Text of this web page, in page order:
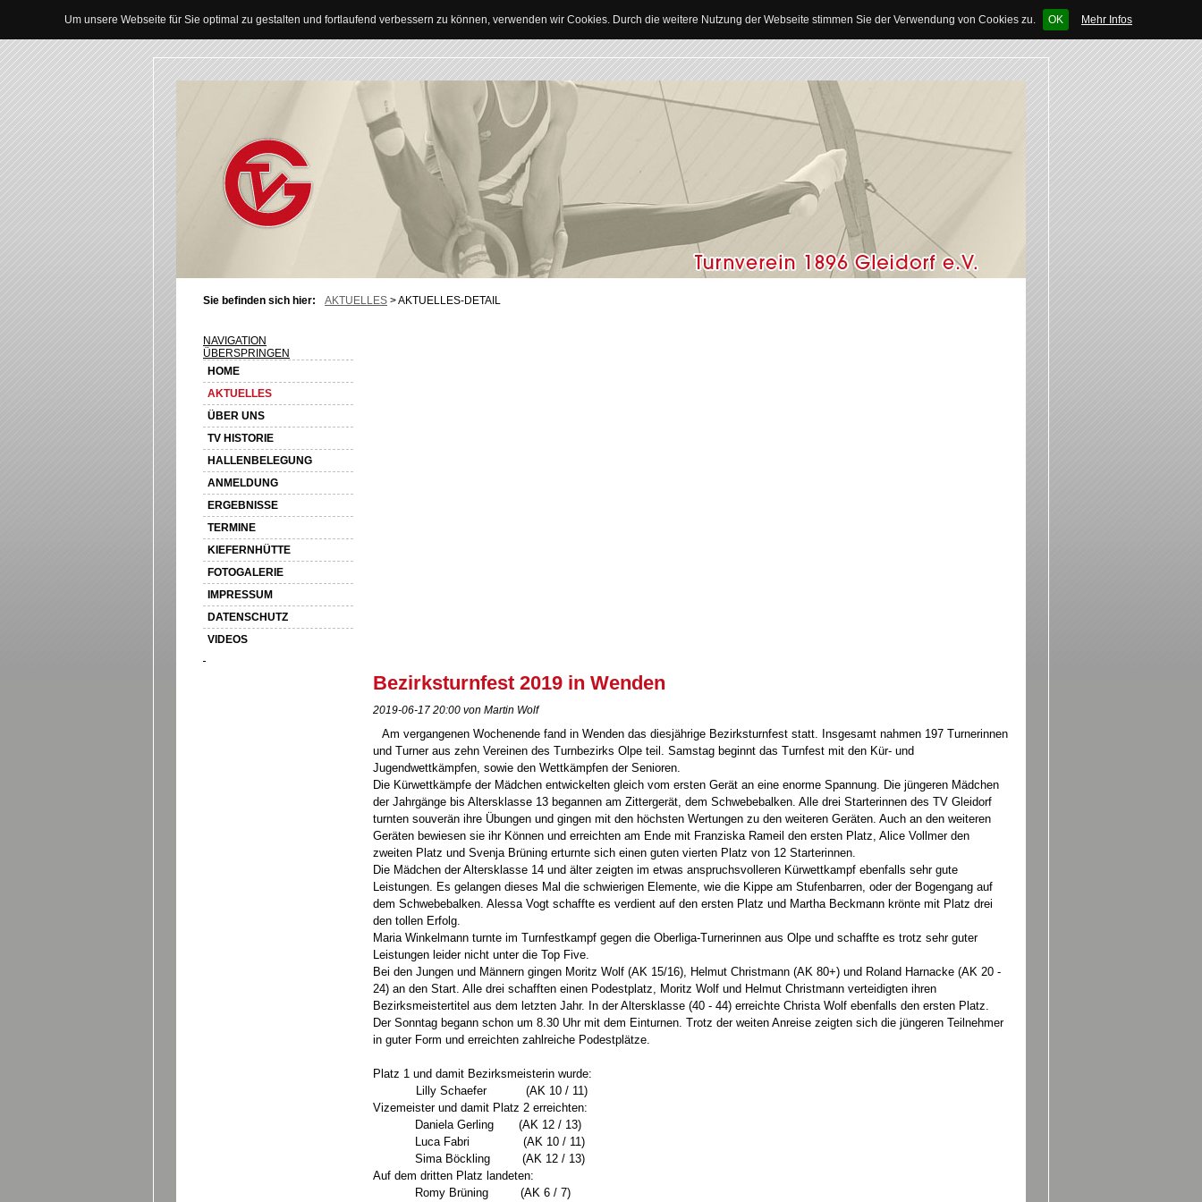
Um unsere Webseite für Sie optimal zu gestalten und fortlaufend verbessern zu können, verwenden wir Cookies. Durch die weitere Nutzung der Webseite stimmen Sie der Verwendung von Cookies zu. OK Mehr Infos
Sie befinden sich hier: AKTUELLES >AKTUELLES-DETAIL
NAVIGATION
ÜBERSPRINGEN
HOME
AKTUELLES
ÜBER UNS
TV HISTORIE
HALLENBELEGUNG
ANMELDUNG
ERGEBNISSE
TERMINE
KIEFERNHÜTTE
FOTOGALERIE
IMPRESSUM
DATENSCHUTZ
VIDEOS
Bezirksturnfest 2019 in Wenden
2019-06-17 20:00 von Martin Wolf
Am vergangenen Wochenende fand in Wenden das diesjährige Bezirksturnfest statt. Insgesamt nahmen 197 Turnerinnen
und Turner aus zehn Vereinen des Turnbezirks Olpe teil. Samstag beginnt das Turnfest mit den Kür- und
Jugendwettkämpfen, sowie den Wettkämpfen der Senioren.
Die Kürwettkämpfe der Mädchen entwickelten gleich vom ersten Gerät an eine enorme Spannung. Die jüngeren Mädchen
der Jahrgänge bis Altersklasse 13 begannen am Zittergerät, dem Schwebebalken. Alle drei Starterinnen des TV Gleidorf
turnten souverän ihre Übungen und gingen mit den höchsten Wertungen zu den weiteren Geräten. Auch an den weiteren
Geräten bewiesen sie ihr Können und erreichten am Ende mit Franziska Rameil den ersten Platz, Alice Vollmer den
zweiten Platz und Svenja Brüning erturnte sich einen guten vierten Platz von 12 Starterinnen.
Die Mädchen der Altersklasse 14 und älter zeigten im etwas anspruchsvolleren Kürwettkampf ebenfalls sehr gute
Leistungen. Es gelangen dieses Mal die schwierigen Elemente, wie die Kippe am Stufenbarren, oder der Bogengang auf
dem Schwebebalken. Alessa Vogt schaffte es verdient auf den ersten Platz und Martha Beckmann krönte mit Platz drei
den tollen Erfolg.
Maria Winkelmann turnte im Turnfestkampf gegen die Oberliga-Turnerinnen aus Olpe und schaffte es trotz sehr guter
Leistungen leider nicht unter die Top Five.
Bei den Jungen und Männern gingen Moritz Wolf (AK 15/16), Helmut Christmann (AK 80+) und Roland Harnacke (AK 20 -
24) an den Start. Alle drei schafften einen Podestplatz, Moritz Wolf und Helmut Christmann verteidigten ihren
Bezirksmeistertitel aus dem letzten Jahr. In der Altersklasse (40 - 44) erreichte Christa Wolf ebenfalls den ersten Platz.
Der Sonntag begann schon um 8.30 Uhr mit dem Einturnen. Trotz der weiten Anreise zeigten sich die jüngeren Teilnehmer
in guter Form und erreichten zahlreiche Podestplätze.
Platz 1 und damit Bezirksmeisterin wurde:
Lilly Schaefer (AK 10 / 11)
Vizemeister und damit Platz 2 erreichten:
Daniela Gerling (AK 12 / 13)
Luca Fabri (AK 10 / 11)
Sima Böckling (AK 12 / 13)
Auf dem dritten Platz landeten:
Romy Brüning (AK 6 / 7)